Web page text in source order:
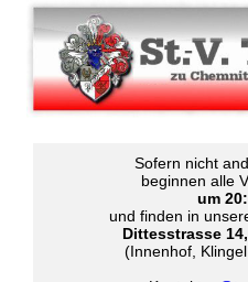
Sofern nicht
beginnen alle
um
und finden in
Dittesstrasse
(Innenhof,